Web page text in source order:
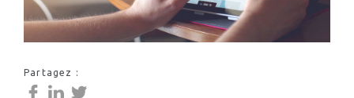
Partagez :